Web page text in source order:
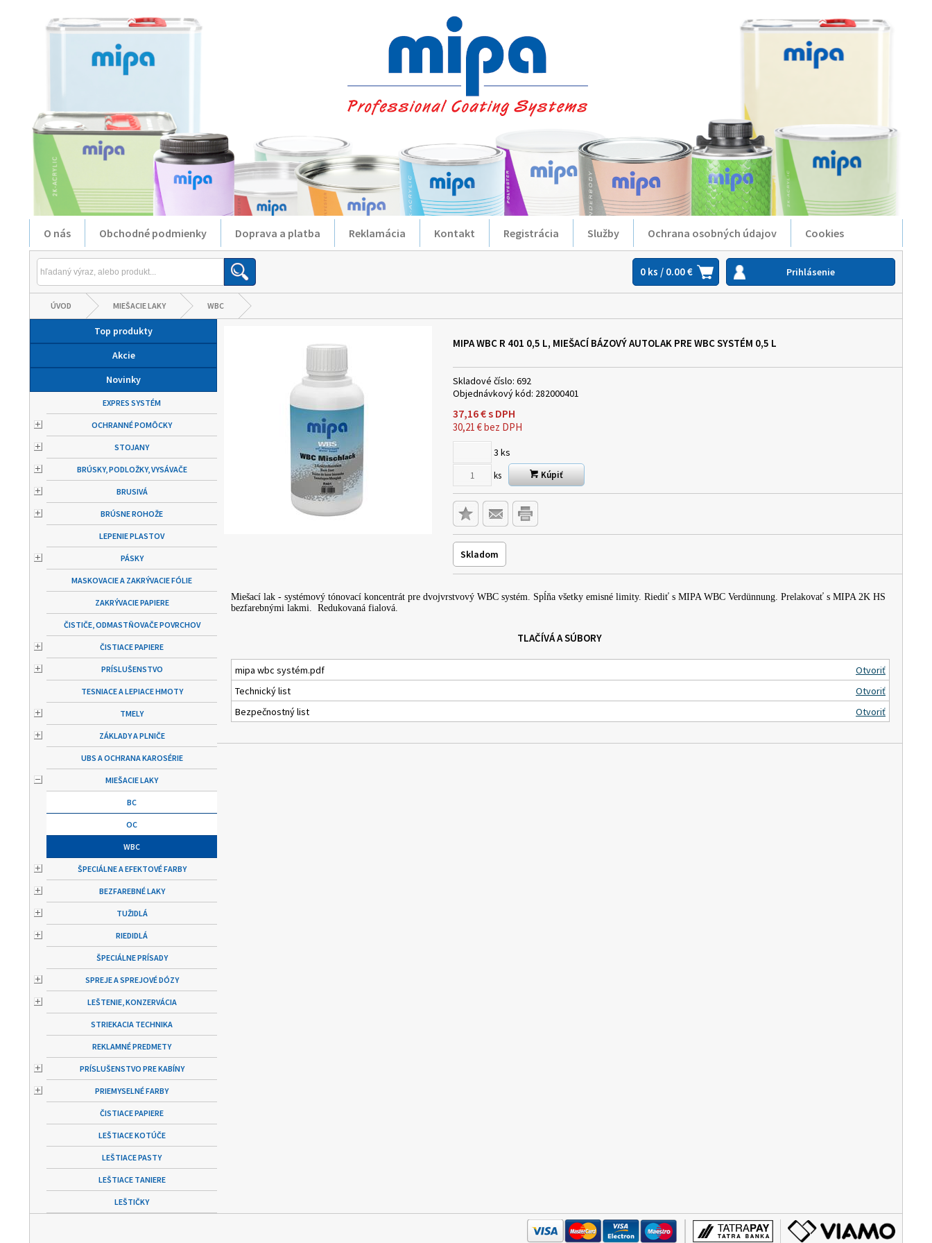
O nás Obchodné podmienky Doprava a platba Reklamácia Kontakt Registrácia Služby Ochrana osobných údajov Cookies
0 ks / 0.00 € Prihlásenie
ÚVOD MIEŠACIE LAKY WBC
Top produkty
Akcie
Novinky
EXPRES SYSTÉM
OCHRANNÉ POMÔCKY
STOJANY
BRÚSKY, PODLOŽKY, VYSÁVAČE
BRUSIVÁ
BRÚSNE ROHOŽE
LEPENIE PLASTOV
PÁSKY
MASKOVACIE A ZAKRÝVACIE FÓLIE
ZAKRÝVACIE PAPIERE
ČISTIČE, ODMASTŇOVAČE POVRCHOV
ČISTIACE PAPIERE
PRÍSLUŠENSTVO
TESNIACE A LEPIACE HMOTY
TMELY
ZÁKLADY A PLNIČE
UBS A OCHRANA KAROSÉRIE
MIEŠACIE LAKY
BC
OC
WBC
ŠPECIÁLNE A EFEKTOVÉ FARBY
BEZFAREBNÉ LAKY
TUŽIDLÁ
RIEDIDLÁ
ŠPECIÁLNE PRÍSADY
SPREJE A SPREJOVÉ DÓZY
LEŠTENIE, KONZERVÁCIA
STRIEKACIA TECHNIKA
REKLAMNÉ PREDMETY
PRÍSLUŠENSTVO PRE KABÍNY
PRIEMYSELNÉ FARBY
ČISTIACE PAPIERE
LEŠTIACE KOTÚČE
LEŠTIACE PASTY
LEŠTIACE TANIERE
LEŠTIČKY
MIPA WBC R 401 0,5 L, MIEŠACÍ BÁZOVÝ AUTOLAK PRE WBC SYSTÉM 0,5 L
Skladové číslo: 692
Objednávkový kód: 282000401
37,16€s DPH
30,21 €bez DPH
3 ks
ks Kúpiť
Skladom
Miešací lak - systémový tónovací koncentrát pre dvojvrstvový WBC systém. Spĺňa všetky emisné limity. Riediť s MIPA WBC Verdünnung. Prelakovať s MIPA 2K HS
bezfarebnými lakmi. Redukovaná fialová.
TLAČÍVÁ A SÚBORY
mipa wbc systém.pdf
Otvoriť
Technický list
Otvoriť
Bezpečnostný list
Otvoriť